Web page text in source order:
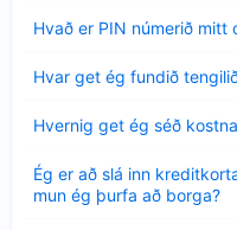
Hvað er PIN númerið
sýnt
Hvar get ég fundið
sýnt
Hvernig get ég séð
sýnt
Ég er að slá inn
mun ég þurfa að borga?
Minna
sýnt